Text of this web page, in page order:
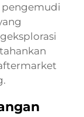
pengemudi